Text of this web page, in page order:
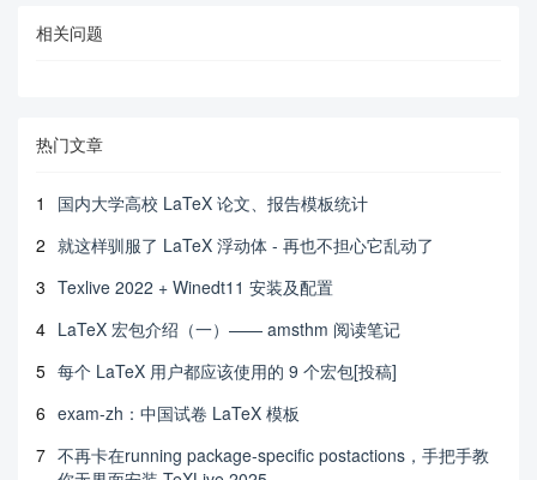
相关问题
热门文章
1
国内大学高校 LaTeX 论文、报告模板统计
2 就这样驯服了 LaTeX 浮动体 - 再也不担心它乱动了
3 Texlive 2022 + Winedt11 安装及配置
4 LaTeX 宏包介绍（一）—— amsthm 阅读笔记
5 每个 LaTeX 用户都应该使用的 9 个宏包[投稿]
6 exam-zh：中国试卷 LaTeX 模板
7 不再卡在running package-specific postactions，手把手教